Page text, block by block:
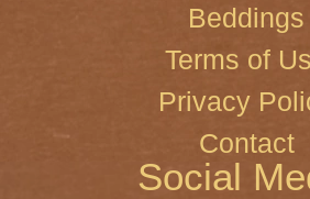
Beddings
Terms of
Privacy
Contact
Social